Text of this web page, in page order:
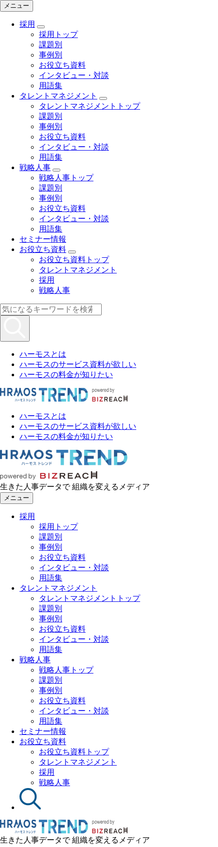
メニュー
採用
採用トップ
課題別
事例別
お役立ち資料
インタビュー・対談
用語集
タレントマネジメント
タレントマネジメントトップ
課題別
事例別
お役立ち資料
インタビュー・対談
用語集
戦略人事
戦略人事トップ
課題別
事例別
お役立ち資料
インタビュー・対談
用語集
セミナー情報
お役立ち資料
お役立ち資料トップ
タレントマネジメント
採用
戦略人事
ハーモスとは
ハーモスのサービス資料が欲しい
ハーモスの料金が知りたい
ハーモスとは
ハーモスのサービス資料が欲しい
ハーモスの料金が知りたい
生きた人事データで 組織を変えるメディア
メニュー
採用
採用トップ
課題別
事例別
お役立ち資料
インタビュー・対談
用語集
タレントマネジメント
タレントマネジメントトップ
課題別
事例別
お役立ち資料
インタビュー・対談
用語集
戦略人事
戦略人事トップ
課題別
事例別
お役立ち資料
インタビュー・対談
用語集
セミナー情報
お役立ち資料
お役立ち資料トップ
タレントマネジメント
採用
戦略人事
生きた人事データで 組織を変えるメディア